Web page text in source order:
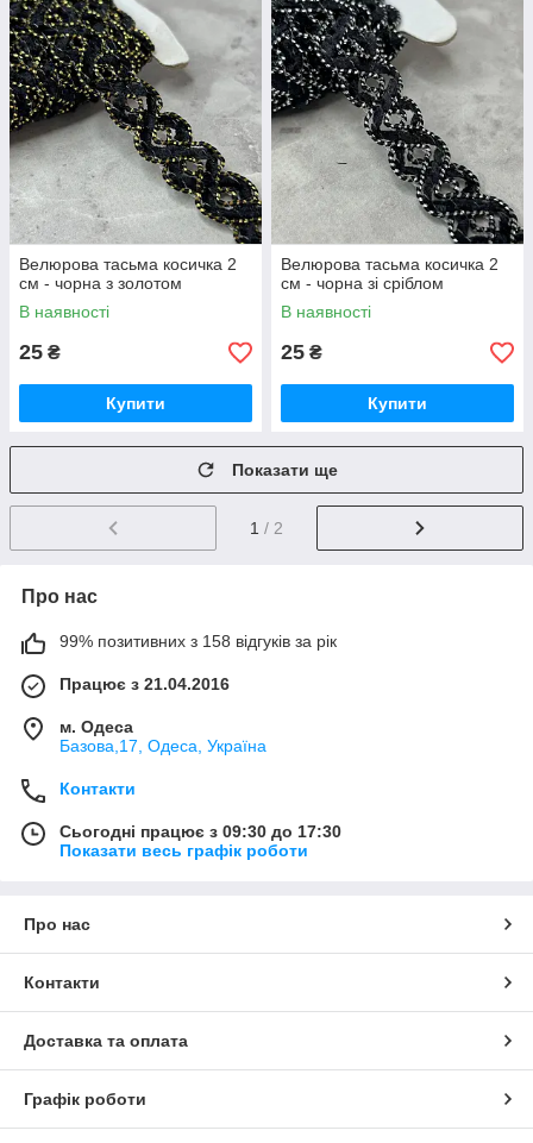
Велюрова тасьма косичка 2
см - чорна з золотом
В наявності
25 ₴
Купити
Велюрова тасьма косичка 2
см - чорна зі сріблом
В наявності
25 ₴
Купити
Показати ще
1 / 2
Про нас
99% позитивних з 158 відгуків за рік
Працює з 21.04.2016
м. Одеса
Базова,17, Одеса, Україна
Контакти
Сьогодні працює з 09:30 до 17:30
Показати весь графік роботи
Про нас
Контакти
Доставка та оплата
Графік роботи